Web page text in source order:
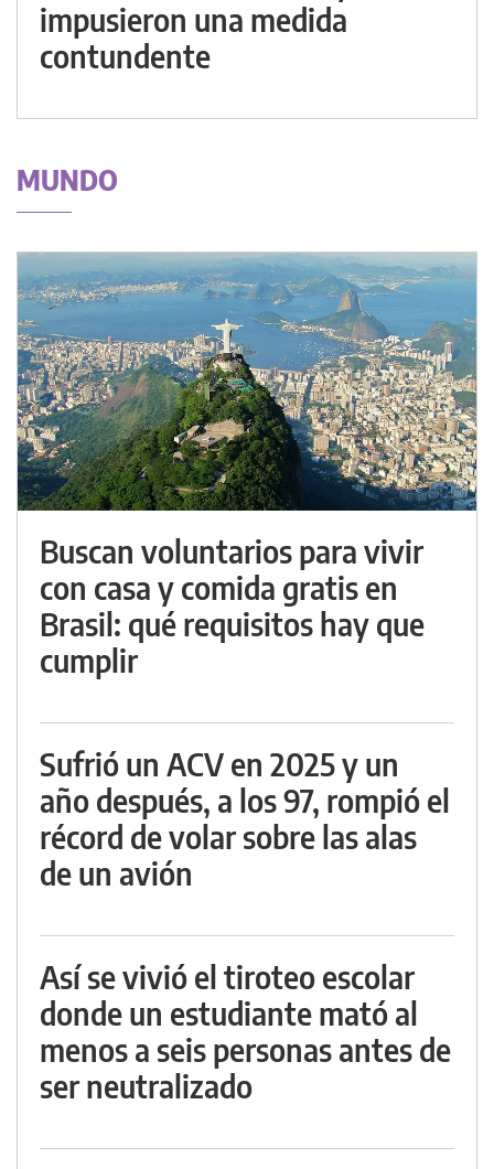
impusieron una medida
contundente
MUNDO
Buscan voluntarios para vivir
con casa y comida gratis en
Brasil: qué requisitos hay que
cumplir
Sufrió un ACV en 2025 y un
año después, a los 97, rompió el
récord de volar sobre las alas
de un avión
Así se vivió el tiroteo escolar
donde un estudiante mató al
menos a seis personas antes de
ser neutralizado